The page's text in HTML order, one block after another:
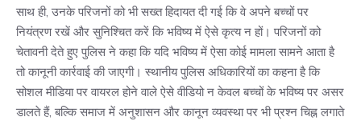
साथ ही, उनके परिजनों को भी सख्त हिदायत दी गई कि वे अपने बच्चों पर
नियंत्रण रखें और सुनिश्चित करें कि भविष्य में ऐसे कृत्य न हों। परिजनों को
चेतावनी देते हुए पुलिस ने कहा कि यदि भविष्य में ऐसा कोई मामला सामने आता है
तो कानूनी कार्रवाई की जाएगी। स्थानीय पुलिस अधिकारियों का कहना है कि
सोशल मीडिया पर वायरल होने वाले ऐसे वीडियो न केवल बच्चों के भविष्य पर असर
डालते हैं, बल्कि समाज में अनुशासन और कानून व्यवस्था पर भी प्रश्न चिह्न लगाते